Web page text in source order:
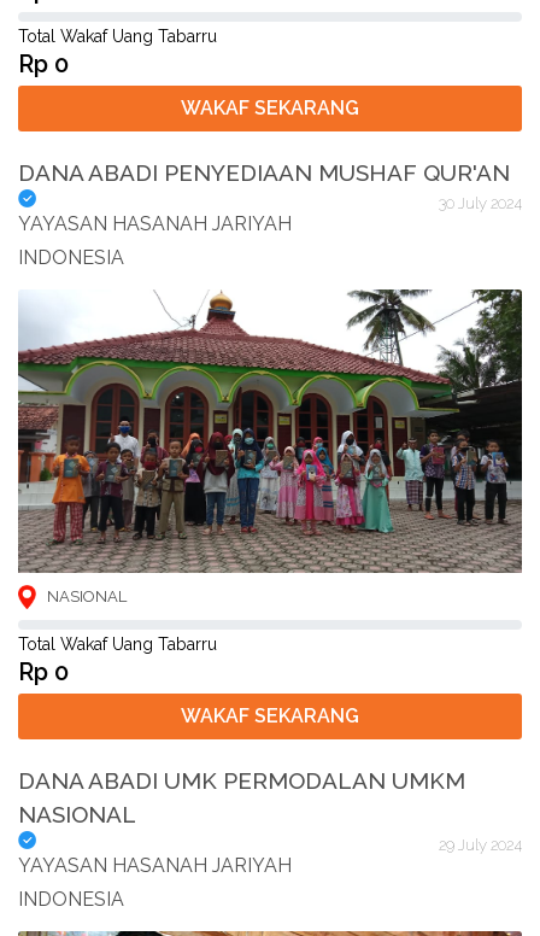
Total Wakaf Uang Tabarru
Rp 0
WAKAF SEKARANG
DANA ABADI PENYEDIAAN MUSHAF QUR'AN
YAYASAN HASANAH JARIYAH
INDONESIA
30 July 2024
NASIONAL
Total Wakaf Uang Tabarru
Rp 0
WAKAF SEKARANG
DANA ABADI UMK PERMODALAN UMKM
NASIONAL
YAYASAN HASANAH JARIYAH
INDONESIA
29 July 2024